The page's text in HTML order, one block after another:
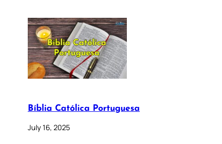
Bíblia Católica Portuguesa
July 16, 2025